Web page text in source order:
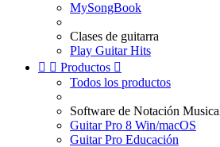
MySongBook
Clases de guitarra
Play Guitar Hits
  Productos 
Todos los productos
Software de Notación
Guitar Pro 8 Win/macOS
Guitar Pro Educación